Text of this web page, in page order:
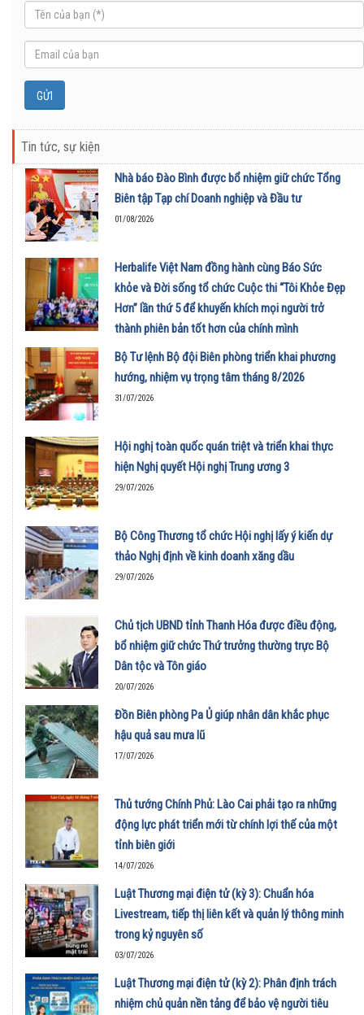
Tin tức, sự kiện
Nhà báo Đào Bình được bổ nhiệm giữ chức Tổng
Biên tập Tạp chí Doanh nghiệp và Đầu tư
01/08/2026
Herbalife Việt Nam đồng hành cùng Báo Sức
khỏe và Đời sống tổ chức Cuộc thi “Tôi Khỏe Đẹp
Hơn” lần thứ 5 để khuyến khích mọi người trở
thành phiên bản tốt hơn của chính mình
01/08/2026
Bộ Tư lệnh Bộ đội Biên phòng triển khai phương
hướng, nhiệm vụ trọng tâm tháng 8/2026
31/07/2026
Hội nghị toàn quốc quán triệt và triển khai thực
hiện Nghị quyết Hội nghị Trung ương 3
29/07/2026
Bộ Công Thương tổ chức Hội nghị lấy ý kiến dự
thảo Nghị định về kinh doanh xăng dầu
29/07/2026
Chủ tịch UBND tỉnh Thanh Hóa được điều động,
bổ nhiệm giữ chức Thứ trưởng thường trực Bộ
Dân tộc và Tôn giáo
20/07/2026
Đồn Biên phòng Pa Ủ giúp nhân dân khắc phục
hậu quả sau mưa lũ
17/07/2026
Thủ tướng Chính Phủ: Lào Cai phải tạo ra những
động lực phát triển mới từ chính lợi thế của một
tỉnh biên giới
14/07/2026
Luật Thương mại điện tử (kỳ 3): Chuẩn hóa
Livestream, tiếp thị liên kết và quản lý thông minh
trong kỷ nguyên số
03/07/2026
Luật Thương mại điện tử (kỳ 2): Phân định trách
nhiệm chủ quản nền tảng để bảo vệ người tiêu